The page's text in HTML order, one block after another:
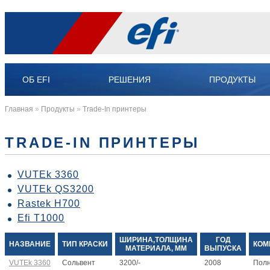
ОБ EFI РЕШЕНИЯ ПРОДУКТЫ
Главная » Продукты » Trade-In принтеры
TRADE-IN ПРИНТЕРЫ
VUTEk 3360
VUTEk QS3200
Rastek H700
Efi T1000
НАЗВАНИЕ ТИП КРАСКИ
ШИРИНА,ТОЛЩИНА
МАТЕРИАЛА, ММ
ГОД
ВЫПУСКА
VUTEk 3360 Сольвент 3200/- 2008